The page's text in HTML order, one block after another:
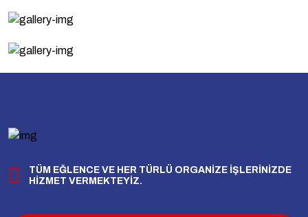
TÜM EĞLENCE VE HER TÜRLÜ ORGANİZE İŞLERİNİZDE
HİZMET VERMEKTEYİZ.